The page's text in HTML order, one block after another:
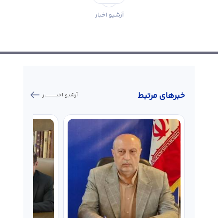
آرشیو اخبار
خبر‌های مرتبط آرشیو اخبـــــــــــار